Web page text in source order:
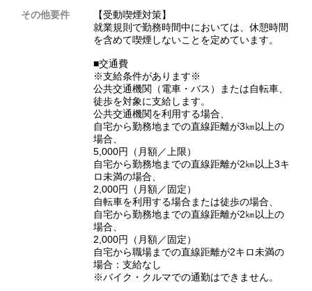
その他要件
【受動喫煙対策】
就業規則で勤務時間中においては、休憩時間
を含めて喫煙しないことを定めています。
■交通費
※支給条件があります※
公共交通機関（電車・バス）または自転車、
徒歩を対象に支給します。
公共交通機関を利用する場合、
自宅から勤務地までの直線距離が3㎞以上の
場合、
5,000円（月額／上限）
自宅から勤務地までの直線距離が2㎞以上3キ
ロ未満の場合、
2,000円（月額／固定）
自転車を利用する場合または徒歩の場合、
自宅から勤務地までの直線距離が2㎞以上の
場合、
2,000円（月額／固定）
自宅から職場までの直線距離が2キロ未満の
場合：支給なし
※バイク・クルマでの通勤はできません。